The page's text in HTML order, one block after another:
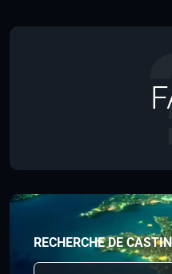
RECHERCHE DE